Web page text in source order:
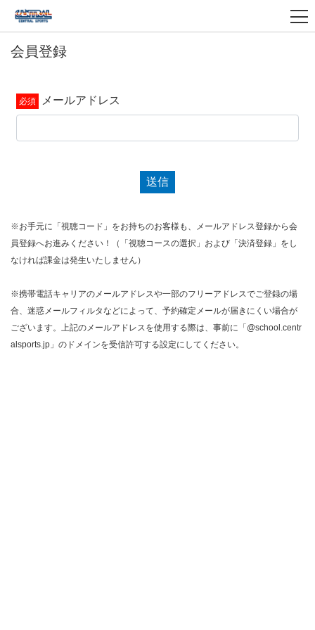
会員登録
メールアドレス
送信
※お手元に「視聴コード」をお持ちのお客様も、メールアドレス登録から会
員登録へお進みください！（「視聴コースの選択」および「決済登録」をし
なければ課金は発生いたしません）
※携帯電話キャリアのメールアドレスや一部のフリーアドレスでご登録の場
合、迷惑メールフィルタなどによって、予約確定メールが届きにくい場合が
ございます。上記のメールアドレスを使用する際は、事前に「@school.centr
alsports.jp」のドメインを受信許可する設定にしてください。